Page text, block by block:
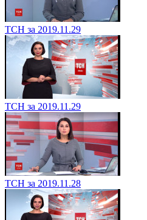
ТСН за 2019.11.29
ТСН за 2019.11.29
ТСН за 2019.11.28